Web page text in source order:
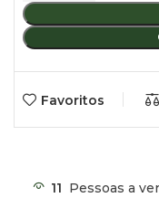
Peso: 4 kg
Altura do conjunto:
Favoritos
11 Pessoas a